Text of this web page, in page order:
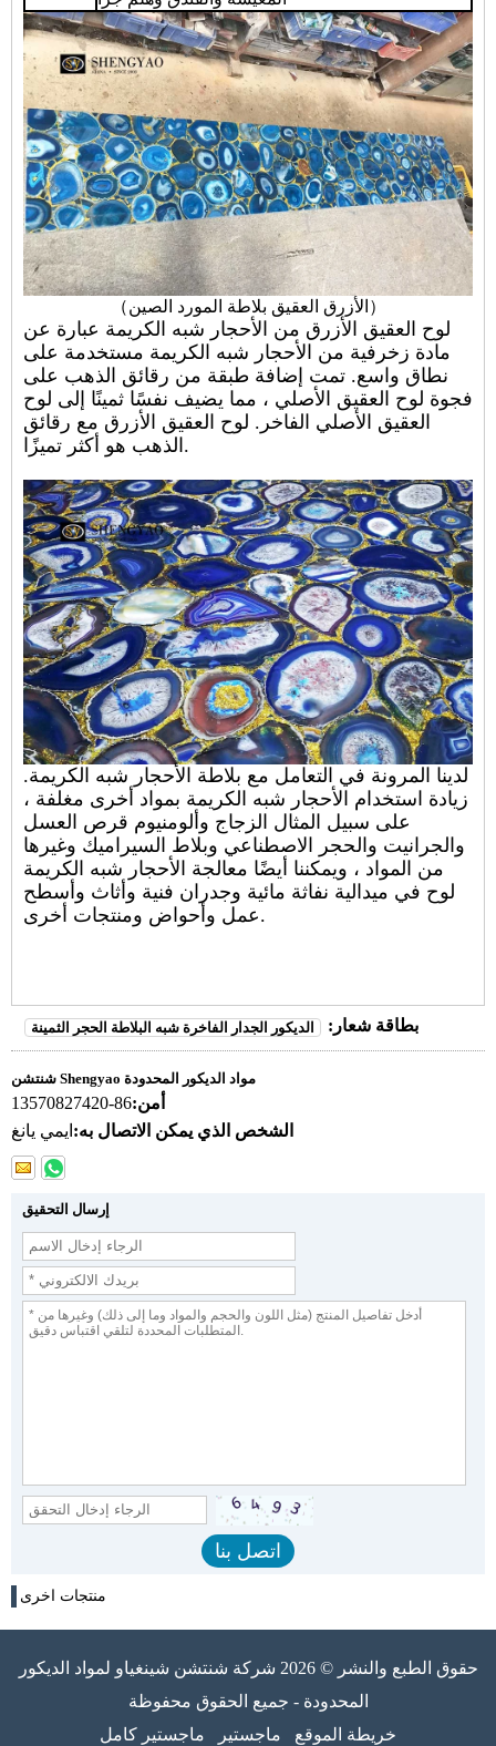
（الأزرق العقيق بلاطة المورد الصين ）
لوح العقيق الأزرق من الأحجار شبه الكريمة عبارة عن
مادة زخرفية من الأحجار شبه الكريمة مستخدمة على
نطاق واسع. تمت إضافة طبقة من رقائق الذهب على
فجوة لوح العقيق الأصلي ، مما يضيف نفسًا ثمينًا إلى لوح
العقيق الأصلي الفاخر. لوح العقيق الأزرق مع رقائق
الذهب هو أكثر تميزًا.
لدينا المرونة في التعامل مع بلاطة الأحجار شبه الكريمة.
زيادة استخدام الأحجار شبه الكريمة بمواد أخرى مغلفة ،
على سبيل المثال الزجاج وألومنيوم قرص العسل
والجرانيت والحجر الاصطناعي وبلاط السيراميك وغيرها
من المواد ، ويمكننا أيضًا معالجة الأحجار شبه الكريمة
لوح في ميدالية نفاثة مائية وجدران فنية وأثاث وأسطح
عمل وأحواض ومنتجات أخرى.
بطاقة شعار: الديكور الجدار الفاخرة شبه البلاطة الحجر الثمينة
شنتشن Shengyao مواد الديكور المحدودة
أمن:86-13570827420
الشخص الذي يمكن الاتصال به: ايمي يانغ
إرسال التحقيق
منتجات اخرى
حقوق الطبع والنشر © 2026 شركة شنتشن شينغياو لمواد الديكور
المحدودة - جميع الحقوق محفوظة
خريطة الموقع
ماجستير ماجستير كامل